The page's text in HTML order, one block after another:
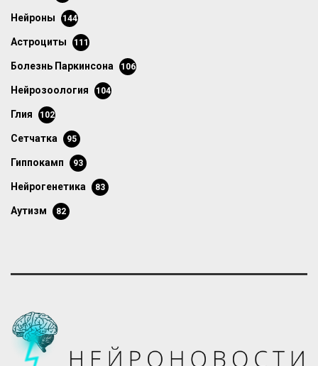
нейроны 144
астроциты 111
болезнь Паркинсона 106
нейрозоология 104
глия 102
сетчатка 95
гиппокамп 93
нейрогенетика 83
аутизм 82